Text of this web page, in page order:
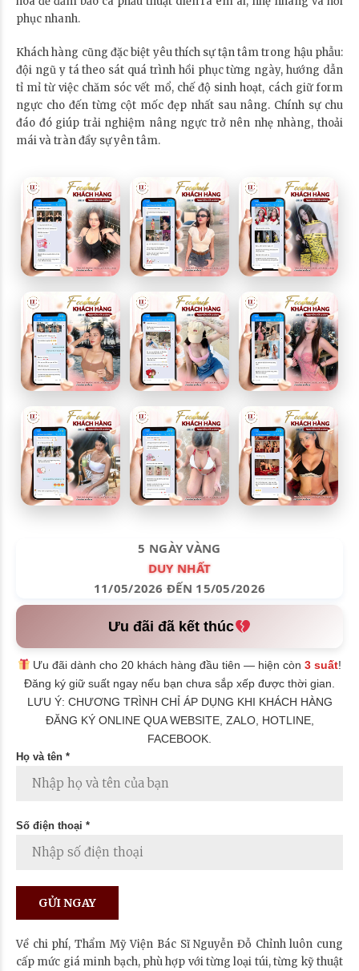
phục nhanh.
Khách hàng cũng đặc biệt yêu thích sự tận tâm trong hậu phẫu:
đội ngũ y tá theo sát quá trình hồi phục từng ngày, hướng dẫn
tỉ mỉ từ việc chăm sóc vết mổ, chế độ sinh hoạt, cách giữ form
ngực cho đến từng cột mốc đẹp nhất sau nâng. Chính sự chu
đáo đó giúp trải nghiệm nâng ngực trở nên nhẹ nhàng, thoải
mái và tràn đầy sự yên tâm.
5 NGÀY VÀNG
DUY NHẤT
11/05/2026 ĐẾN 15/05/2026
Ưu đãi đã kết thúc
Ưu đãi dành cho 20 khách hàng đầu tiên — hiện còn3 suất!
Đăng ký giữ suất ngay nếu bạn chưa sắp xếp được thời gian.
LƯU Ý: CHƯƠNG TRÌNH CHỈ ÁP DỤNG KHI KHÁCH HÀNG
ĐĂNG KÝ ONLINE QUA WEBSITE, ZALO, HOTLINE,
FACEBOOK.
Họ và tên *
Số điện thoại *
Về chi phí, Thẩm Mỹ Viện Bác Sĩ Nguyễn Đỗ Chỉnh luôn cung
cấp mức giá minh bạch, phù hợp với từng loại túi, từng kỹ thuật